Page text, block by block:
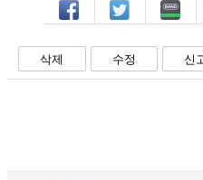
페북 트윗 밴드
삭제 수정 신